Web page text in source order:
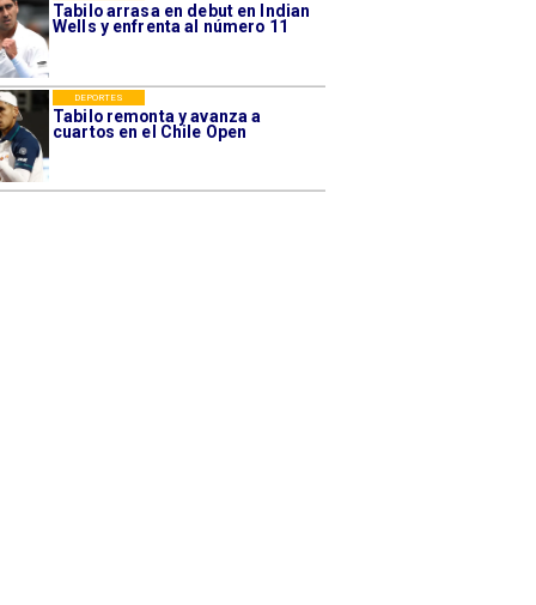
Tabilo arrasa en debut en Indian
Wells y enfrenta al número 11
Tabilo remonta y avanza a
cuartos en el Chile Open
DEPORTES